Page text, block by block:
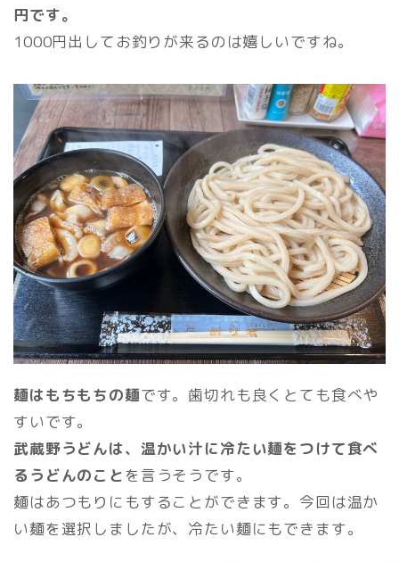
円です。
1000円出してお釣りが来るのは嬉しいですね。
麺はもちもちの麺です。歯切れも良くとても食べや
すいです。
武蔵野うどんは、温かい汁に冷たい麺をつけて食べ
るうどんのことを言うそうです。
麺はあつもりにもすることができます。今回は温か
い麺を選択しましたが、冷たい麺にもできます。